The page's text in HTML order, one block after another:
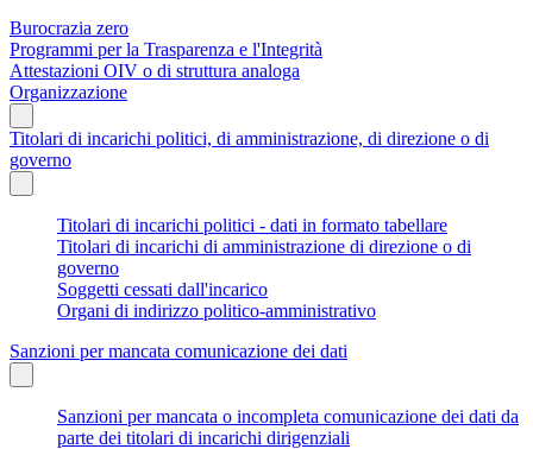
Burocrazia zero
Programmi per la Trasparenza e l'Integrità
Attestazioni OIV o di struttura analoga
Organizzazione
Titolari di incarichi politici, di amministrazione, di direzione o di
governo
Titolari di incarichi politici - dati in formato tabellare
Titolari di incarichi di amministrazione di direzione o di
governo
Soggetti cessati dall'incarico
Organi di indirizzo politico-amministrativo
Sanzioni per mancata comunicazione dei dati
Sanzioni per mancata o incompleta comunicazione dei dati da
parte dei titolari di incarichi dirigenziali